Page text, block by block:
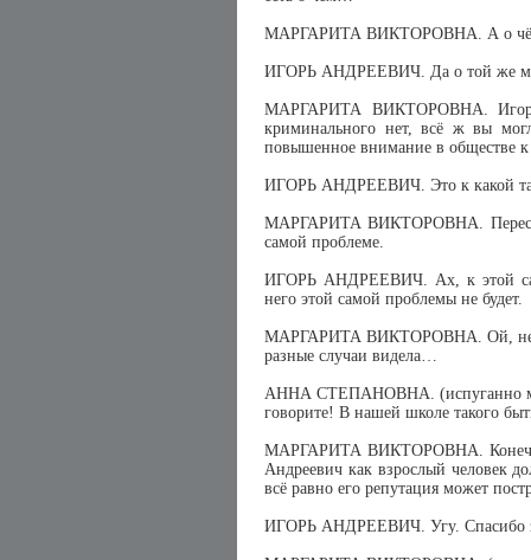
МАРГАРИТА ВИКТОРОВНА. А о чём,
ИГОРЬ АНДРЕЕВИЧ. Да о той же
МАРГАРИТА ВИКТОРОВНА.
криминального нет, всё ж вы
повышенное внимание в обществе
ИГОРЬ АНДРЕЕВИЧ. Это к какой
МАРГАРИТА ВИКТОРОВНА.
самой проблеме.
ИГОРЬ АНДРЕЕВИЧ. Ах, к этой
него этой самой проблемы не будет.
МАРГАРИТА ВИКТОРОВНА. Ой, не
разные случаи видела…
АННА СТЕПАНОВНА. (испуганно
говорите! В нашей школе такого
МАРГАРИТА ВИКТОРОВНА.
Андреевич как взрослый человек
всё равно его репутация может
ИГОРЬ АНДРЕЕВИЧ. Угу. Спасибо за